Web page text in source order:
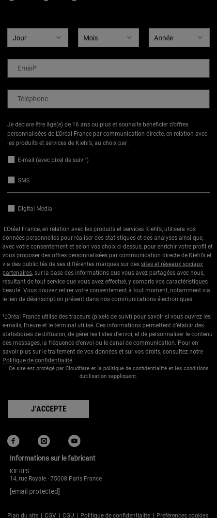
Email*
Téléphone
Je déclare être âgé(e) de 16 ans ou plus et souhaite bénéficier d’offres
personnalisées de L’Oréal France par communication directe, en relation avec
les produits et services de Kiehl’s, au choix par :
E-mail (avec pixel de suivi¹)
SMS
Digital Media
L'Oréal France, en relation avec les produits et services Kiehl’s, utilisera vos
données personnelles pour réaliser des statistiques et des analyses ainsi que,
avec votre consentement et selon vos choix ci-dessus, pour enrichir votre profil et
vous proposer des offres personnalisées par communication directe de Kiehl’s et
via des publicités de ses différentes marques sur des sites et réseaux sociaux
partenaires, sur la base des informations que vous avez partagées avec nous,
résultant de tout service que vous avez effectué, y compris vos caractéristiques
beauté. Vous pouvez retirer votre consentement à tout moment, notamment via
le lien de désinscription présent dans nos communications électroniques.
¹L’Oréal France utilise des traceurs (pixels de suivi) pour savoir si vous ouvrez les
e-mails, l’heure et le terminal utilisé. Ces informations permettent d’établir des
statistiques de diffusion, de gérer les listes d'envoi, et de personnaliser le contenu
des messages, la fréquence d’envoi ou le canal de communication. Pour en
savoir plus sur le traitement de vos données et sur vos droits, consultez notre
Politique de confidentialité.
Ce site est protégé par Cloudflare et la politique de confidentialité et les conditions
dutilisation sappliquent.
J’ACCEPTE
Informations sur le fabricant
KIEHL'S
14, rue Royale - 75008 Paris France
[email protected]
Plan du site CGV CGU Politique de confidentialité Préférences cookies